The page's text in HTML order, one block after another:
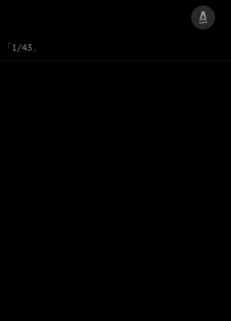
「1/43」